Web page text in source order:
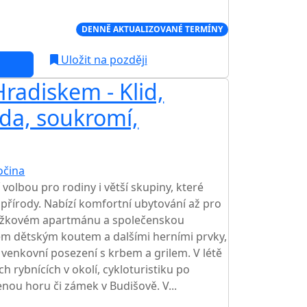
DENNĚ AKTUALIZOVANÉ TERMÍNY
Uložit na později
- Klid,
soukromí,
pro rodiny i větší skupiny, které
Nabízí komfortní ubytování až pro
apartmánu a společenskou
dětským koutem a dalšími herními prvky,
posezení s krbem a grilem. V létě
rybnících v okolí, cykloturistiku po
horu či zámek v Budišově. V...